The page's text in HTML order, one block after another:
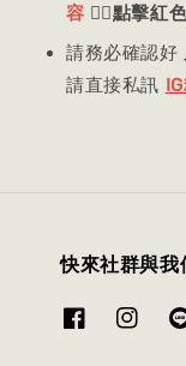
容 👈🏻點擊紅
請務必確認好
請直接私訊
快來社群與我